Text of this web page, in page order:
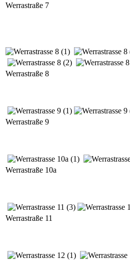
Werrastraße 7
Werrastraße 8
Werrastraße 9
Werrastraße 10a
Werrastraße 11